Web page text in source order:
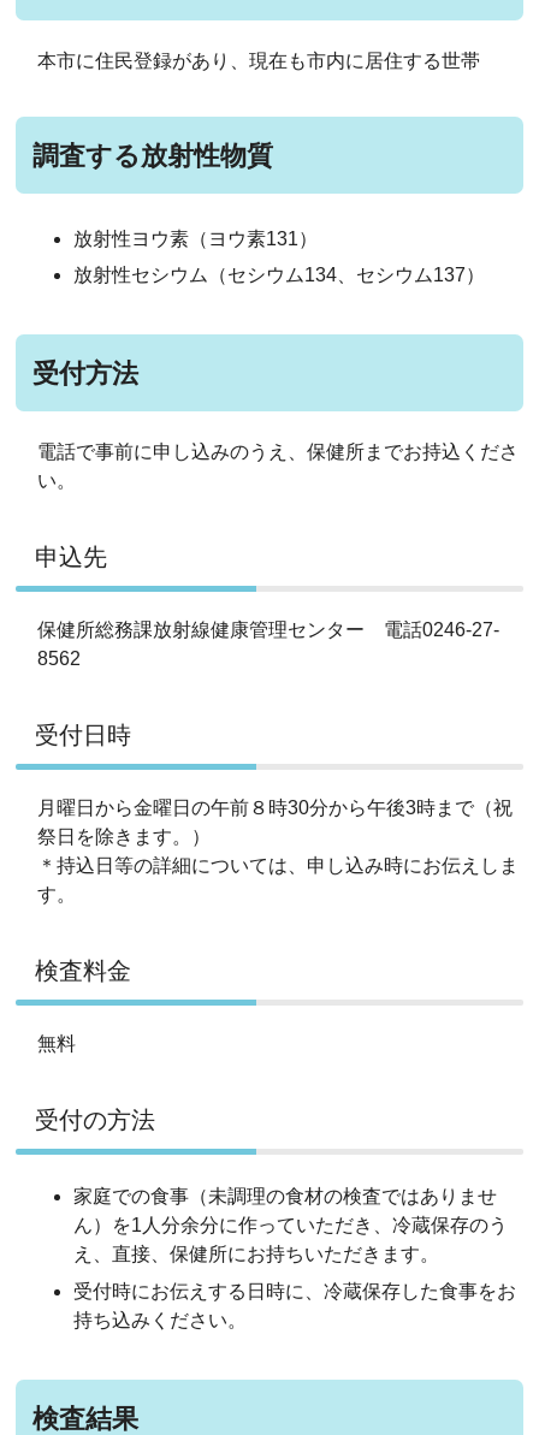
本市に住民登録があり、現在も市内に居住する世帯
調査する放射性物質
放射性ヨウ素（ヨウ素131）
放射性セシウム（セシウム134、セシウム137）
受付方法
電話で事前に申し込みのうえ、保健所までお持込くださ
い。
申込先
保健所総務課放射線健康管理センター 電話0246-27-
8562
受付日時
月曜日から金曜日の午前８時30分から午後3時まで（祝
祭日を除きます。）
＊持込日等の詳細については、申し込み時にお伝えしま
す。
検査料金
無料
受付の方法
家庭での食事（未調理の食材の検査ではありませ
ん）を1人分余分に作っていただき、冷蔵保存のう
え、直接、保健所にお持ちいただきます。
受付時にお伝えする日時に、冷蔵保存した食事をお
持ち込みください。
検査結果